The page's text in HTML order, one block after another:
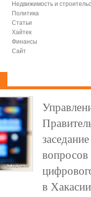
Недвижимость и
Политика
Статьи
Хайтек
Финансы
Сайт
в